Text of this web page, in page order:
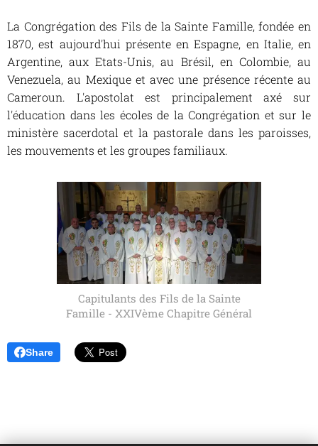
La Congrégation des Fils de la Sainte Famille, fondée en
1870, est aujourd'hui présente en Espagne, en Italie, en
Argentine, aux Etats-Unis, au Brésil, en Colombie, au
Venezuela, au Mexique et avec une présence récente au
Cameroun. L'apostolat est principalement axé sur
l'éducation dans les écoles de la Congrégation et sur le
ministère sacerdotal et la pastorale dans les paroisses,
les mouvements et les groupes familiaux.
Capitulants des Fils de la Sainte
Famille - XXIVème Chapitre Général
Share